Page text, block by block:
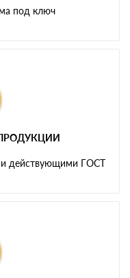
под ключ
и действующими ГОСТ